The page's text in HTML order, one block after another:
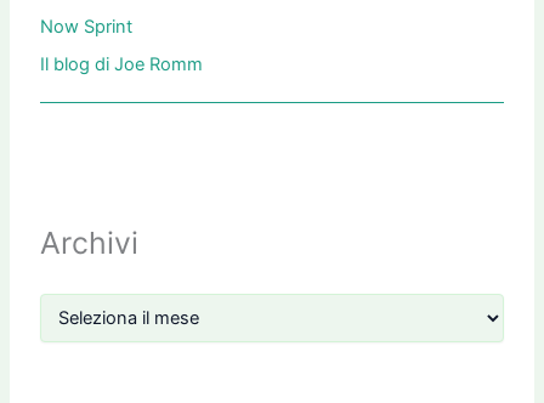
Now Sprint
Il blog di Joe Romm
Archivi